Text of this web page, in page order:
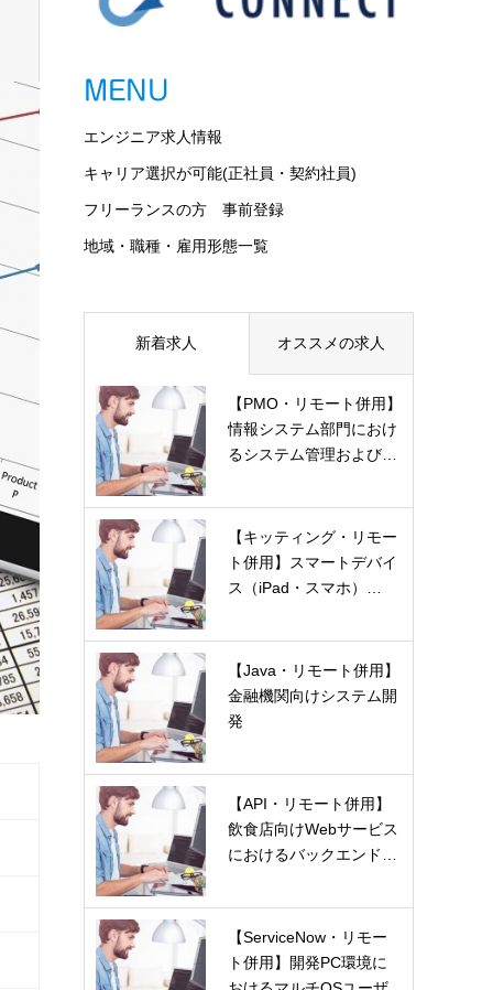
MENU
エンジニア求人情報
キャリア選択が可能(正社員・契約社員)
フリーランスの方 事前登録
地域・職種・雇用形態一覧
新着求人 オススメの求人
【PMO・リモート併用】
情報システム部門におけ
るシステム管理および…
【キッティング・リモー
ト併用】スマートデバイ
ス（iPad・スマホ）…
【Java・リモート併用】
金融機関向けシステム開
発
【API・リモート併用】
飲食店向けWebサービス
におけるバックエンド…
【ServiceNow・リモー
ト併用】開発PC環境に